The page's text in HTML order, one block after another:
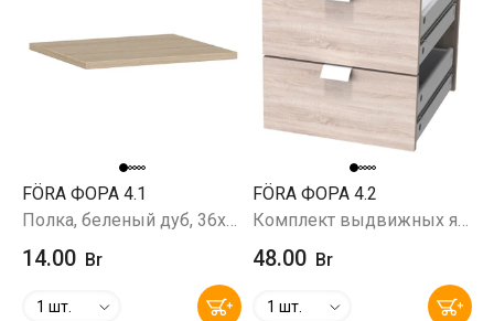
FÖRA ФОРА 4.1
Полка, беленый дуб, 36х1.5х37 см
14.00 Br
1 шт.
FÖRA ФОРА 4.2
Комплект выдвижных ящиков (2шт.), беленый дуб, 33х33х37 см
48.00 Br
1 шт.